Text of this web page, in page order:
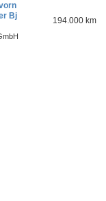
Bj
194.000 km